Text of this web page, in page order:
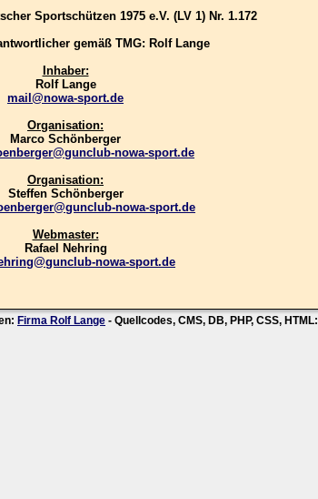
Sportschützen 1975 e.V. (LV 1) Nr. 1.172
gemäß TMG: Rolf Lange
Inhaber:
Rolf Lange
mail@nowa-sport.de
Organisation:
Marco Schönberger
nowa-sport.de
Organisation:
Steffen Schönberger
nowa-sport.de
Webmaster:
Rafael Nehring
nowa-sport.de
Firma Rolf Lange - Quellcodes, CMS, DB, PHP, CSS, HTML: